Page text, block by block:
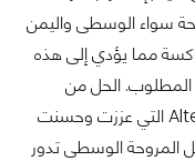
سواء الوسطى واليمن
مما يؤدي إلى هذه
المطلوب. الحل من
التي عززت وحسنت
الوسطى تدور